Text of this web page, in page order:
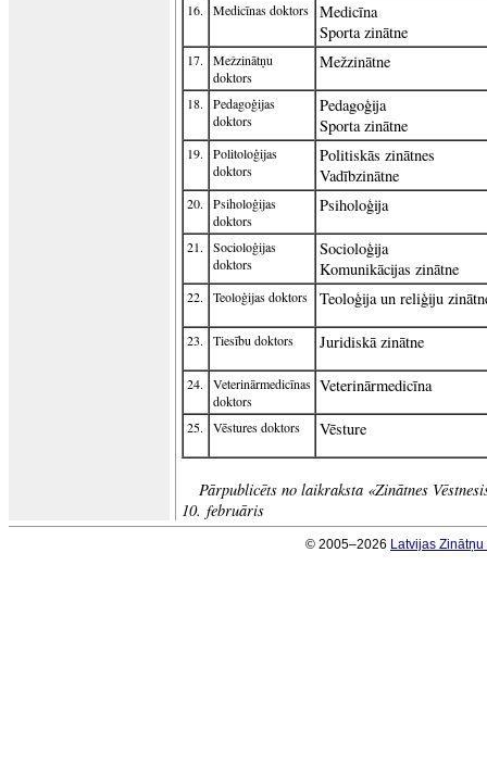
16. Medicīnas doktors
Medicīna
Sporta zinātne
17.
Mežzinātņu
doktors
Mežzinātne
18.
Pedagoģijas
doktors
Pedagoģija
Sporta zinātne
19.
Politoloģijas
doktors
Politiskās zinātnes
Vadībzinātne
20.
Psiholoģijas
doktors
Psiholoģija
21.
Socioloģijas
doktors
Socioloģija
Komunikācijas zinātne
22. Teoloģijas doktors Teoloģija un reliģiju
23. Tiesību doktors Juridiskā zinātne
24.
Veterinārmedicīnas
doktors
Veterinārmedicīna
25. Vēstures doktors Vēsture
Pārpublicēts no laikraksta «Zinātnes
10. februāris
© 2005–2026 Latvijas